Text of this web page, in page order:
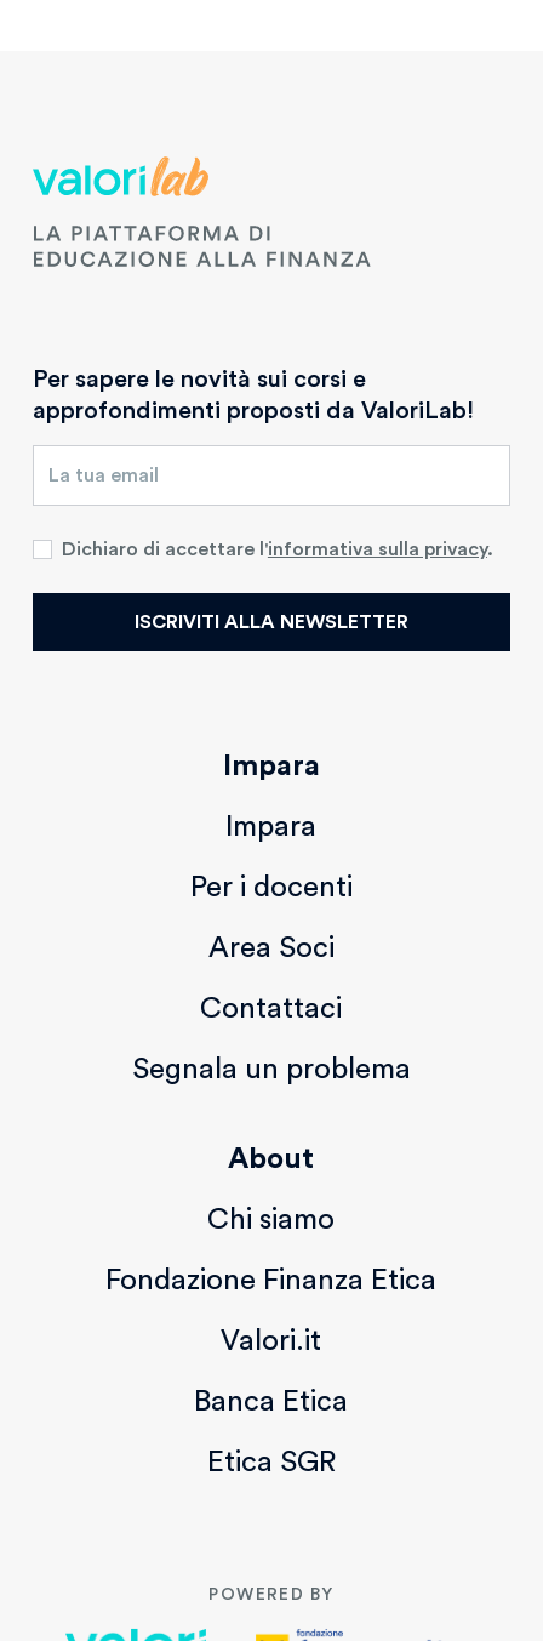
POWERED BY
Impara
Impara
Per i docenti
Area Soci
Contattaci
Segnala un problema
About
Chi siamo
Fondazione Finanza Etica
Valori.it
Banca Etica
Etica SGR
Per sapere le novità sui corsi e
approfondimenti proposti da ValoriLab!
Dichiaro di accettare l'informativa sulla privacy.
ISCRIVITI ALLA NEWSLETTER